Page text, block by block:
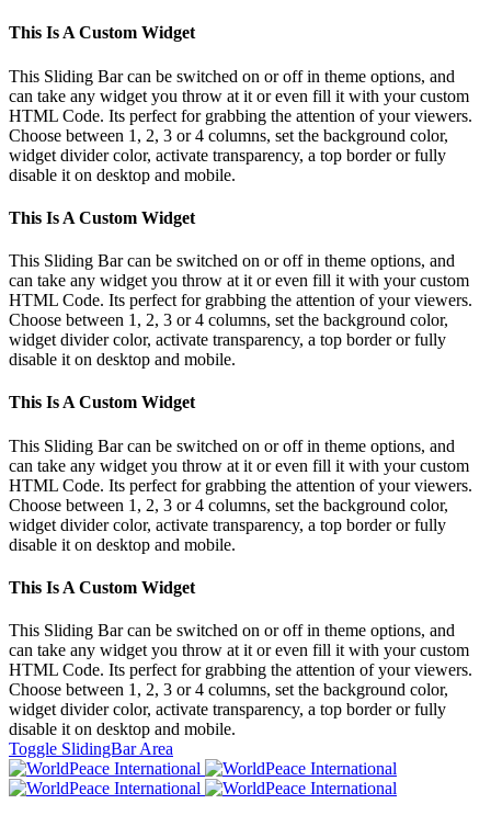
This Is A Custom Widget
This Sliding Bar can be switched on or off in theme options, and
can take any widget you throw at it or even fill it with your custom
HTML Code. Its perfect for grabbing the attention of your viewers.
Choose between 1, 2, 3 or 4 columns, set the background color,
widget divider color, activate transparency, a top border or fully
disable it on desktop and mobile.
This Is A Custom Widget
This Sliding Bar can be switched on or off in theme options, and
can take any widget you throw at it or even fill it with your custom
HTML Code. Its perfect for grabbing the attention of your viewers.
Choose between 1, 2, 3 or 4 columns, set the background color,
widget divider color, activate transparency, a top border or fully
disable it on desktop and mobile.
This Is A Custom Widget
This Sliding Bar can be switched on or off in theme options, and
can take any widget you throw at it or even fill it with your custom
HTML Code. Its perfect for grabbing the attention of your viewers.
Choose between 1, 2, 3 or 4 columns, set the background color,
widget divider color, activate transparency, a top border or fully
disable it on desktop and mobile.
This Is A Custom Widget
This Sliding Bar can be switched on or off in theme options, and
can take any widget you throw at it or even fill it with your custom
HTML Code. Its perfect for grabbing the attention of your viewers.
Choose between 1, 2, 3 or 4 columns, set the background color,
widget divider color, activate transparency, a top border or fully
disable it on desktop and mobile.
Toggle SlidingBar Area